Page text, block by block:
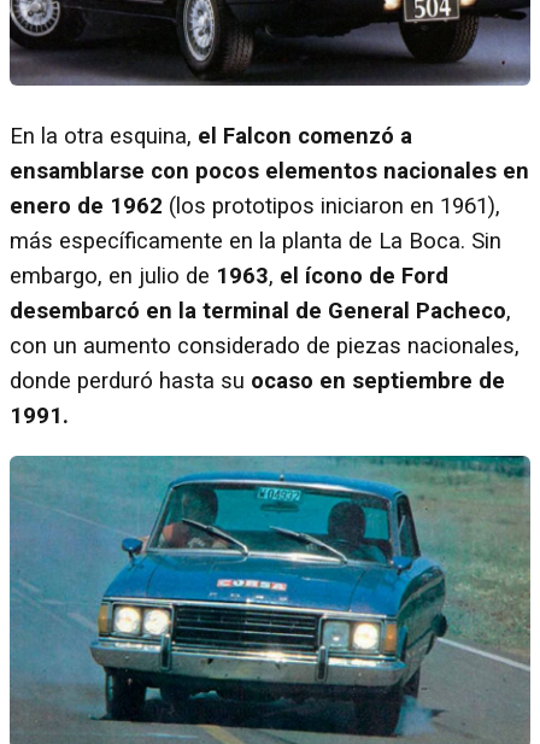
En la otra esquina, el Falcon comenzó a
ensamblarse con pocos elementos nacionales en
enero de 1962 (los prototipos iniciaron en 1961),
más específicamente en la planta de La Boca. Sin
embargo, en julio de 1963, el ícono de Ford
desembarcó en la terminal de General Pacheco,
con un aumento considerado de piezas nacionales,
donde perduró hasta su ocaso en septiembre de
1991.